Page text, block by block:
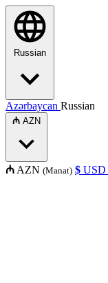
Russian
Azərbaycan Russian
₼ AZN
₼ AZN (Manat) $ USD